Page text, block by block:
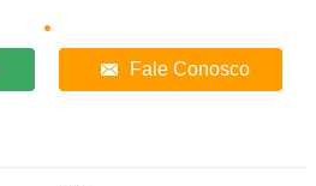
Fale Conosco